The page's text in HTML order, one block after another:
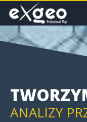
MAPY I
MAPY
ANALIZY